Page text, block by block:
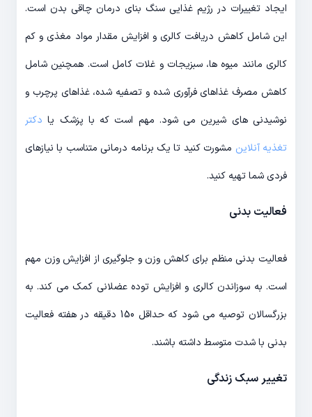
ایجاد تغییرات در رژیم غذایی سنگ بنای درمان چاقی بدن است.
این شامل کاهش دریافت کالری و افزایش مقدار مواد مغذی و کم
کالری مانند میوه ها، سبزیجات و غلات کامل است. همچنین شامل
کاهش مصرف غذاهای فرآوری شده و تصفیه شده، غذاهای پرچرب و
نوشیدنی های شیرین می شود. مهم است که با پزشک یا دکتر
تغذیه آنلاین مشورت کنید تا یک برنامه درمانی متناسب با نیازهای
فردی شما تهیه کنید.
فعالیت بدنی
فعالیت بدنی منظم برای کاهش وزن و جلوگیری از افزایش وزن مهم
است. به سوزاندن کالری و افزایش توده عضلانی کمک می کند. به
بزرگسالان توصیه می شود که حداقل 150 دقیقه در هفته فعالیت
بدنی با شدت متوسط داشته باشند.
تغییر سبک زندگی